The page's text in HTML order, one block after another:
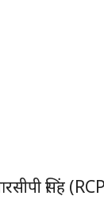
सिंह (RCP